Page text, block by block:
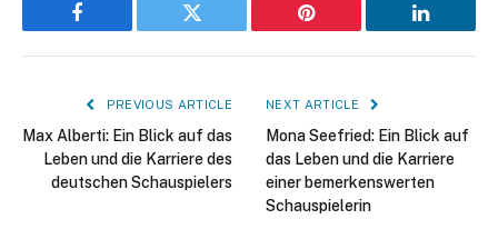
Facebook Twitter Pinterest LinkedIn
PREVIOUS ARTICLE
Max Alberti: Ein Blick auf das
Leben und die Karriere des
deutschen Schauspielers
NEXT ARTICLE
Mona Seefried: Ein Blick auf
das Leben und die Karriere
einer bemerkenswerten
Schauspielerin